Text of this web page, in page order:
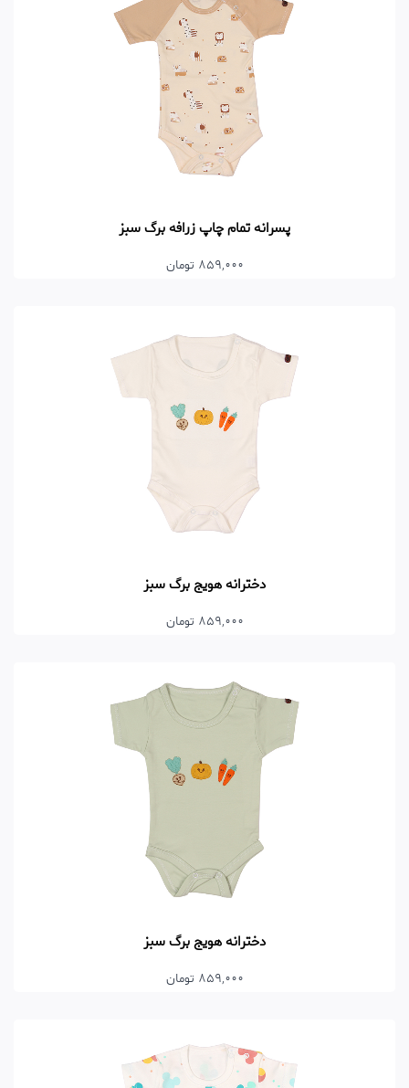
پسرانه تمام چاپ زرافه برگ سبز
859,000 تومان
دخترانه هویج برگ سبز
859,000 تومان
دخترانه هویج برگ سبز
859,000 تومان